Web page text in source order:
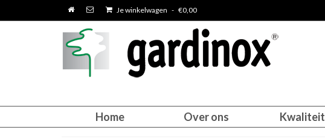
Je winkelwagen - €0,00
Home Over ons Kwaliteit